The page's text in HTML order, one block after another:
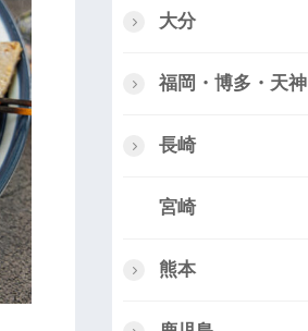
大分
福岡・博多・天神
長崎
宮崎
熊本